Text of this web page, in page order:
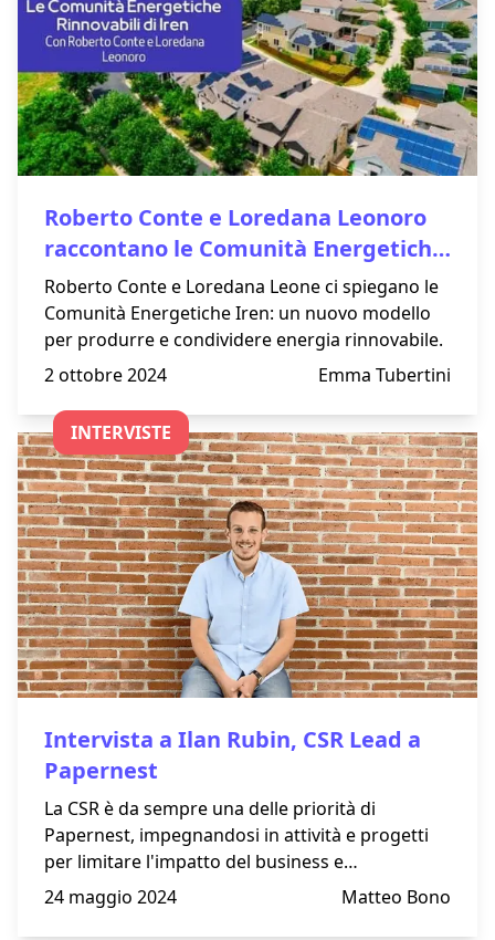
Roberto Conte e Loredana Leonoro
raccontano le Comunità Energetiche
Iren: un nuovo modello per il futuro
energetico
Roberto Conte e Loredana Leone ci spiegano le
Comunità Energetiche Iren: un nuovo modello
per produrre e condividere energia rinnovabile.
2 ottobre 2024
Emma Tubertini
INTERVISTE
Intervista a Ilan Rubin, CSR Lead a
Papernest
La CSR è da sempre una delle priorità di
Papernest, impegnandosi in attività e progetti
per limitare l'impatto del business e
promuovere offerte green.
24 maggio 2024 Matteo Bono